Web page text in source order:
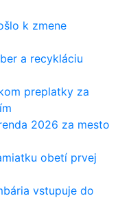
k zmene
a recykláciu
preplatky za
2026 za mesto
obetí prvej
vstupuje do